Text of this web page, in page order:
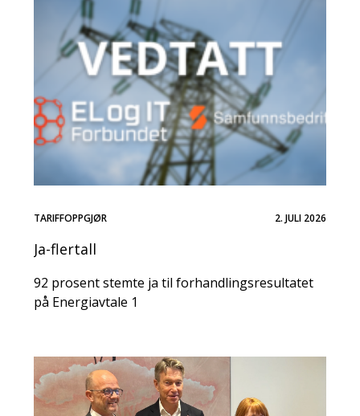
TARIFFOPPGJØR 2. JULI 2026
Ja-flertall
92 prosent stemte ja til forhandlingsresultatet
på Energiavtale 1